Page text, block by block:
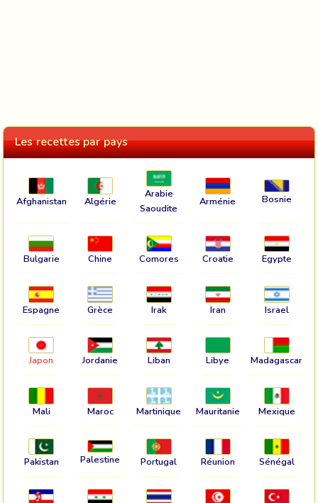
Les recettes par pays
Afghanistan Algérie
Arabie
Saoudite
Arménie Bosnie
Bulgarie Chine Comores Croatie Egypte
Espagne Grèce Irak Iran Israel
Japon Jordanie Liban Libye Madagascar
Mali Maroc Martinique Mauritanie Mexique
Pakistan Palestine Portugal Réunion Sénégal